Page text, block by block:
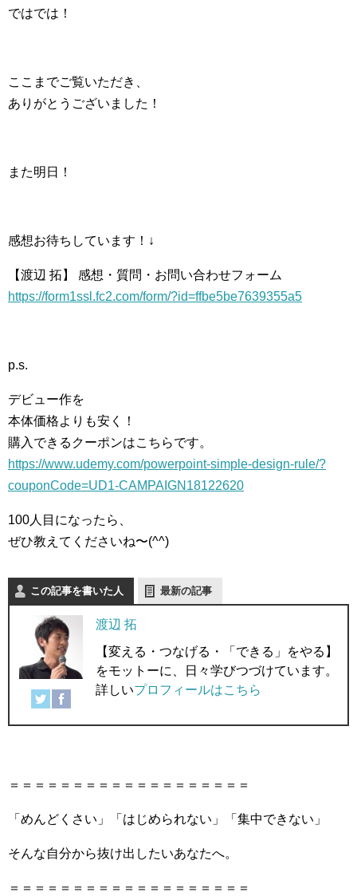
ではでは！
ここまでご覧いただき、
ありがとうございました！
また明日！
感想お待ちしています！↓
【渡辺 拓】 感想・質問・お問い合わせフォーム
https://form1ssl.fc2.com/form/?id=ffbe5be7639355a5
p.s.
デビュー作を
本体価格よりも安く！
購入できるクーポンはこちらです。
https://www.udemy.com/powerpoint-simple-design-rule/?
couponCode=UD1-CAMPAIGN18122620
100人目になったら、
ぜひ教えてくださいね〜(^^)
この記事を書いた人 最新の記事
渡辺 拓
【変える・つなげる・「できる」をやる】
をモットーに、日々学びつづけています。
詳しいプロフィールはこちら
＝＝＝＝＝＝＝＝＝＝＝＝＝＝＝＝＝＝＝
「めんどくさい」「はじめられない」「集中できない」
そんな自分から抜け出したいあなたへ。
＝＝＝＝＝＝＝＝＝＝＝＝＝＝＝＝＝＝＝